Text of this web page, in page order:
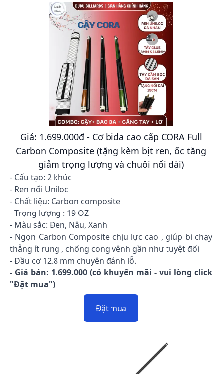
Giá: 1.699.000đ - Cơ bida cao cấp CORA Full
Carbon Composite (tặng kèm bịt ren, ốc tăng
giảm trọng lượng và chuôi nối dài)
- Cấu tạo: 2 khúc
- Ren nối Uniloc
- Chất liệu: Carbon composite
- Trọng lượng : 19 OZ
- Màu sắc: Đen, Nâu, Xanh
- Ngọn Carbon Composite chịu lực cao , giúp bi chạy
thẳng ít rung , chống cong vênh gần như tuyệt đối
- Đầu cơ 12.8 mm chuyên đánh lỗ.
- Giá bán: 1.699.000 (có khuyến mãi - vui lòng click
"Đặt mua")
Đặt mua